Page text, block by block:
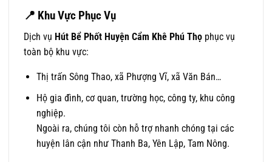
📍 Khu Vực Phục Vụ
Dịch vụ Hút Bể Phốt Huyện Cẩm Khê Phú Thọ phục vụ
toàn bộ khu vực:
Thị trấn Sông Thao, xã Phượng Vĩ, xã Văn Bán…
Hộ gia đình, cơ quan, trường học, công ty, khu công
nghiệp.
Ngoài ra, chúng tôi còn hỗ trợ nhanh chóng tại các
huyện lân cận như Thanh Ba, Yên Lập, Tam Nông.